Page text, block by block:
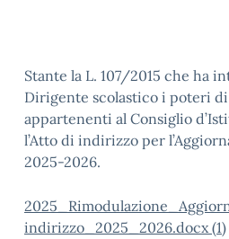
Stante la L. 107/2015 che ha
Dirigente scolastico i poteri
appartenenti al Consiglio
l’Atto di indirizzo per
2025-2026.
indirizzo_2025_2026.docx (1)